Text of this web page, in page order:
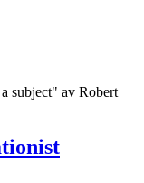
subject" av Robert